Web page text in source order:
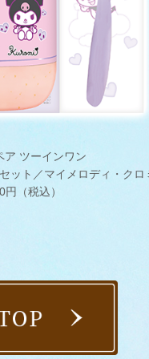
ア ​ツーインワン
ット／マイメロディ・クロ
（税込）